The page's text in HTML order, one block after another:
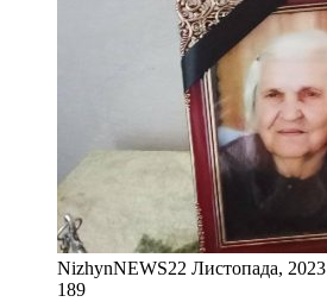
NizhynNEWS22 Листопада, 2023
189